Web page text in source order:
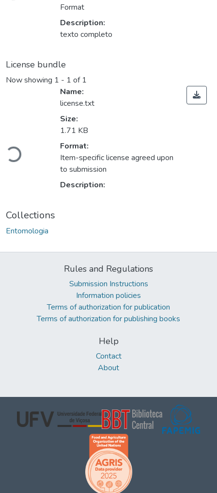
Format
Description:
texto completo
License bundle
Now showing 1 - 1 of 1
Loading...
Name:
license.txt
Size:
1.71 KB
Format:
Item-specific license agreed upon
to submission
Description:
Collections
Entomologia
Rules and Regulations
Submission Instructions
Information policies
Terms of authorization for publication
Terms of authorization for publishing books
Help
Contact
About